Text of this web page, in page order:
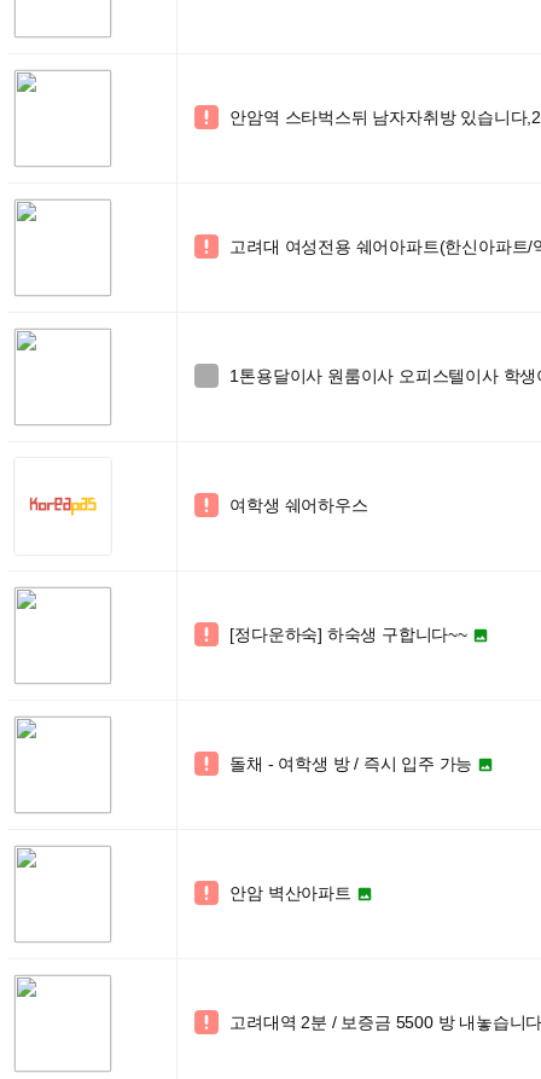
 안암역 스타벅스뒤 남자자취방 있습니다
 고려대 여성전용 쉐어아파트(한신아파트
1톤용달이사 원룸이사 오피스텔이사 학
 여학생 쉐어하우스
 [정다운하숙] 하숙생 구합니다~~ 
 돌채 - 여학생 방 / 즉시 입주 가능 
 안암 벽산아파트 
 고려대역 2분 / 보증금 5500 방 내놓습니